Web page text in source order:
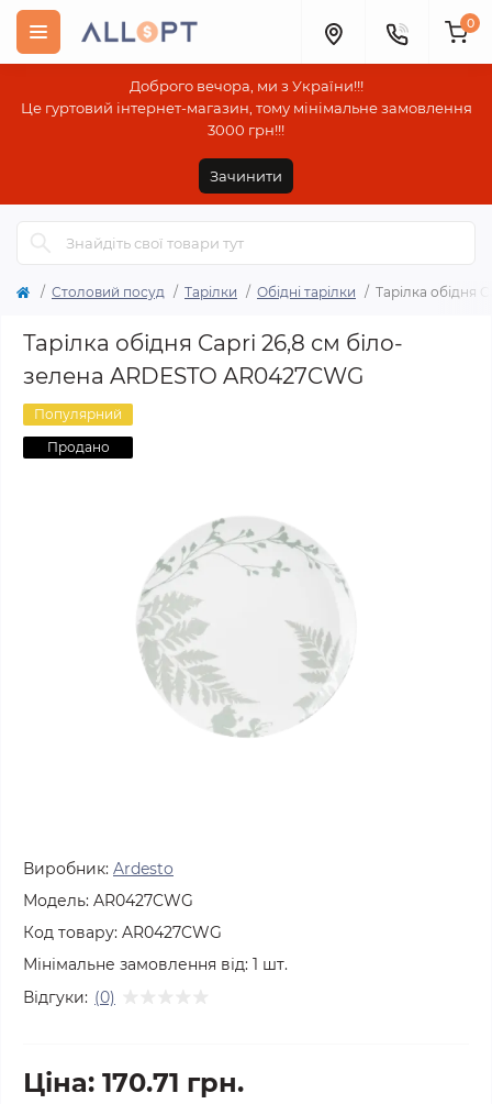
Доброго вечора, ми з України!!!
Це гуртовий інтернет-магазин, тому мінімальне замовлення
3000 грн!!!
Зачинити
0
Столовий посуд Тарілки Обідні тарілки Тарілка обідня
Тарілка обідня Capri 26,8 см біло-
зелена ARDESTO AR0427CWG
Популярний
Продано
Виробник: Ardesto
Модель: AR0427CWG
Код товару: AR0427CWG
Мінімальне замовлення від: 1 шт.
Відгуки: (0)
Ціна: 170.71 грн.